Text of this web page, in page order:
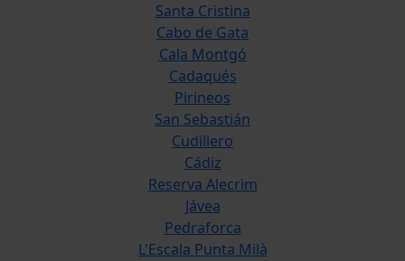
Santa Cristina
Cabo de Gata
Cala Montgó
Cadaqués
Pirineos
San Sebastián
Cudillero
Cádiz
Reserva Alecrim
Jávea
Pedraforca
L'Escala Punta Milà